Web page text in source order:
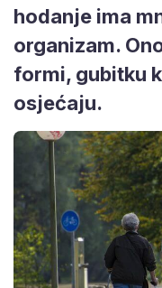
hodanje ima
organizam.
formi, gubitku
osjećaju.